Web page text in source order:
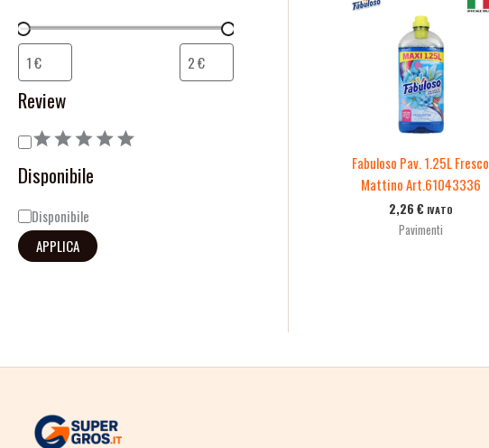
Review
i
n
Disponibile
b
l
t
à
Disponibile
APPLICA
Fabuloso Pav. 1.25L Fresco
Mattino Art.61043336
2,26 € IVATO
Pavimenti